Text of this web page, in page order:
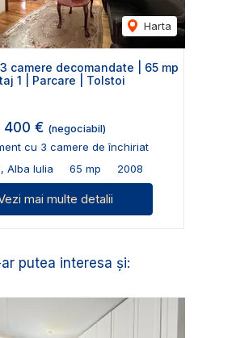
Harta
camere decomandate | 65 mp
1 | Parcare | Tolstoi
400 € (negociabil)
cu 3 camere de închiriat
Alba Iulia
65 mp 2008
mai multe detalii
putea interesa și: